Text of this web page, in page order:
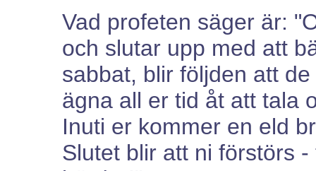
Vad profeten säger är:
och slutar upp med att
sabbat, blir följden att
ägna all er tid åt att tala
Inuti er kommer en eld
Slutet blir att ni förstörs